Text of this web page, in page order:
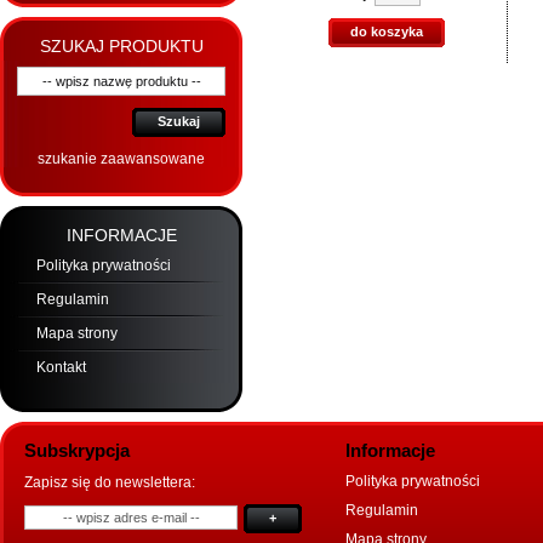
SZUKAJ PRODUKTU
Szukaj
szukanie zaawansowane
INFORMACJE
Polityka prywatności
Regulamin
Mapa strony
Kontakt
do koszyka
Informacje
Subskrypcja
Zapisz się do newslettera:
+
Polityka prywatności
Regulamin
Mapa strony